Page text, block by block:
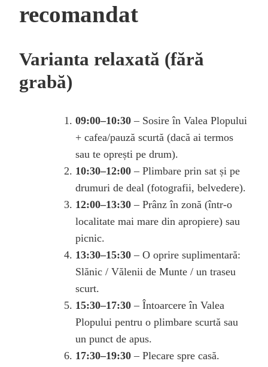
recomandat
Varianta relaxată (fără
grabă)
09:00–10:30 – Sosire în Valea Plopului
+ cafea/pauză scurtă (dacă ai termos
sau te oprești pe drum).
10:30–12:00 – Plimbare prin sat și pe
drumuri de deal (fotografii, belvedere).
12:00–13:30 – Prânz în zonă (într-o
localitate mai mare din apropiere) sau
picnic.
13:30–15:30 – O oprire suplimentară:
Slănic / Vălenii de Munte / un traseu
scurt.
15:30–17:30 – Întoarcere în Valea
Plopului pentru o plimbare scurtă sau
un punct de apus.
17:30–19:30 – Plecare spre casă.